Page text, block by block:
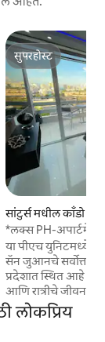
रेटिंग, 486 रिव्ह्यूज
सुपरहोस्ट
सुपरहोस्ट
सांटुर्स मधील काँडो
*लक्स PH-अपार्टमेंट*
फाय, W/D 24/7 चेक
या पीएच युनिटमध्ये
सॅन जुआनचे सर्वोत्तम
प्रदेशात स्थित आहे
आणि रात्रीचे जीवन
बीच फक्त 10
(SJU) सॅन जुआन
लोकप्रिय